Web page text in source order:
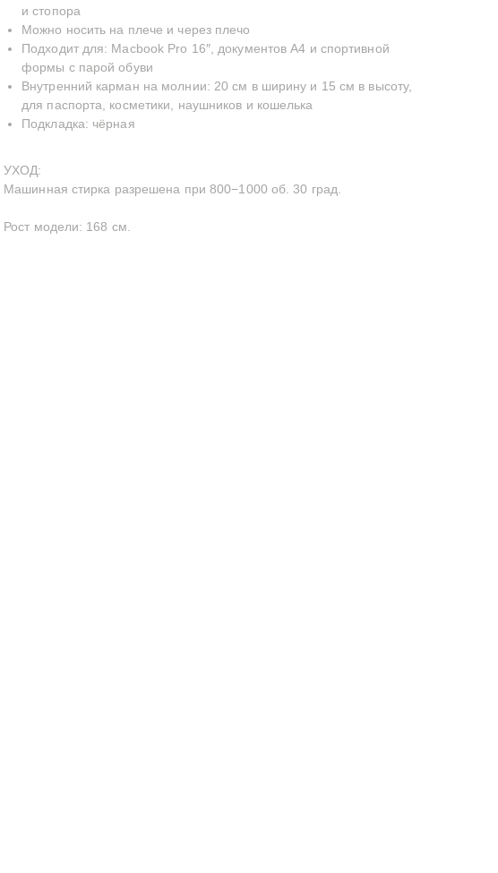
и стопора
Можно носить на плече и через плечо
Подходит для: Macbook Pro 16″, документов А4 и спортивной
формы с парой обуви
Внутренний карман на молнии: 20 см в ширину и 15 см в высоту,
для паспорта, косметики, наушников и кошелька
Подкладка: чёрная
УХОД:
Машинная стирка разрешена при 800−1000 об. 30 град.
Рост модели: 168 см.